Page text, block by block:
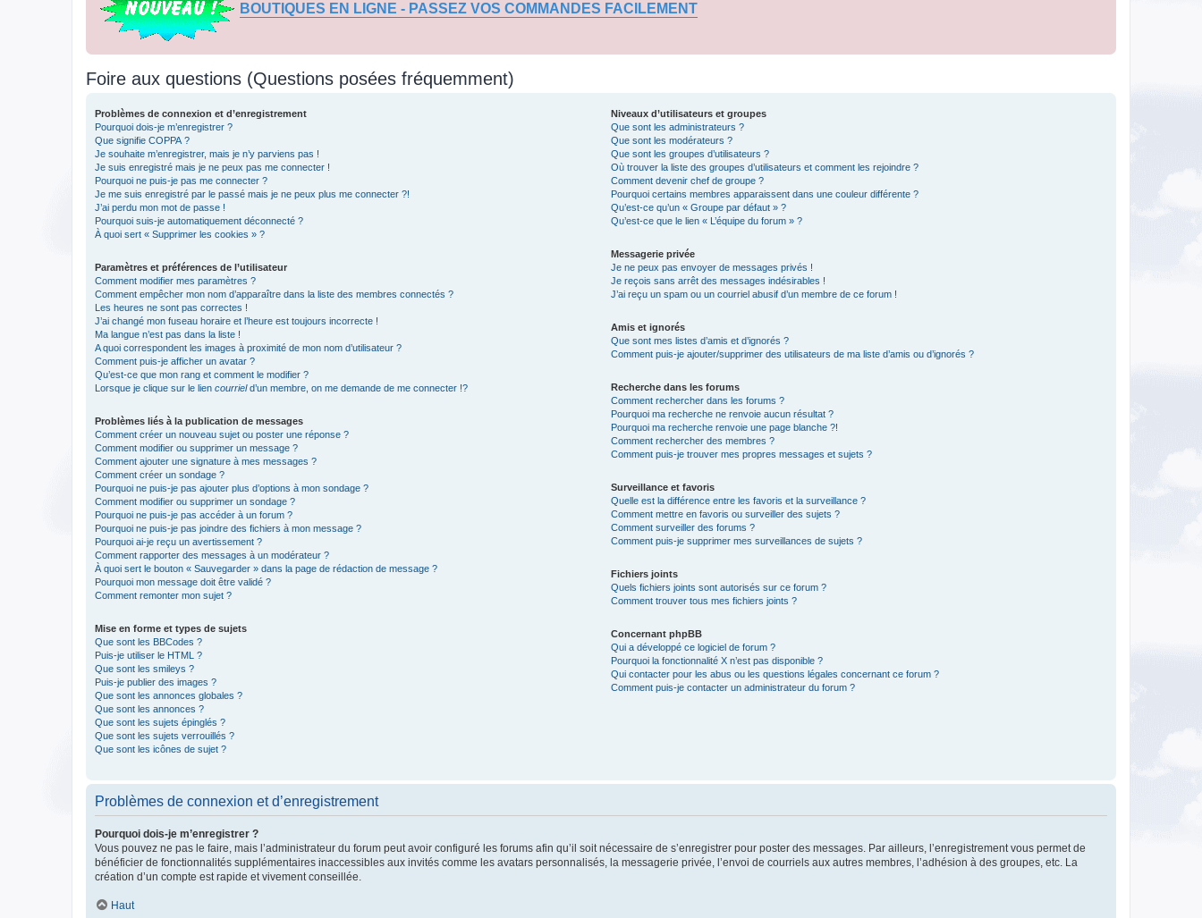
BOUTIQUES EN LIGNE - PASSEZ VOS COMMANDES FACILEMENT
Foire aux questions (Questions posées fréquemment)
Problèmes de connexion et d’enregistrement
Pourquoi dois-je m’enregistrer ?
Que signifie COPPA ?
Je souhaite m’enregistrer, mais je n’y parviens pas !
Je suis enregistré mais je ne peux pas me connecter !
Pourquoi ne puis-je pas me connecter ?
Je me suis enregistré par le passé mais je ne peux plus me connecter ?!
J’ai perdu mon mot de passe !
Pourquoi suis-je automatiquement déconnecté ?
À quoi sert « Supprimer les cookies » ?
Paramètres et préférences de l’utilisateur
Comment modifier mes paramètres ?
Comment empêcher mon nom d’apparaître dans la liste des membres connectés ?
Les heures ne sont pas correctes !
J’ai changé mon fuseau horaire et l’heure est toujours incorrecte !
Ma langue n’est pas dans la liste !
A quoi correspondent les images à proximité de mon nom d’utilisateur ?
Comment puis-je afficher un avatar ?
Qu’est-ce que mon rang et comment le modifier ?
Lorsque je clique sur le lien courrield’un membre, on me demande de me connecter !?
Problèmes liés à la publication de messages
Comment créer un nouveau sujet ou poster une réponse ?
Comment modifier ou supprimer un message ?
Comment ajouter une signature à mes messages ?
Comment créer un sondage ?
Pourquoi ne puis-je pas ajouter plus d’options à mon sondage ?
Comment modifier ou supprimer un sondage ?
Pourquoi ne puis-je pas accéder à un forum ?
Pourquoi ne puis-je pas joindre des fichiers à mon message ?
Pourquoi ai-je reçu un avertissement ?
Comment rapporter des messages à un modérateur ?
À quoi sert le bouton « Sauvegarder » dans la page de rédaction de message ?
Pourquoi mon message doit être validé ?
Comment remonter mon sujet ?
Mise en forme et types de sujets
Que sont les BBCodes ?
Puis-je utiliser le HTML ?
Que sont les smileys ?
Puis-je publier des images ?
Que sont les annonces globales ?
Que sont les annonces ?
Que sont les sujets épinglés ?
Que sont les sujets verrouillés ?
Que sont les icônes de sujet ?
Niveaux d’utilisateurs et groupes
Que sont les administrateurs ?
Que sont les modérateurs ?
Que sont les groupes d’utilisateurs ?
Où trouver la liste des groupes d’utilisateurs et comment les rejoindre ?
Comment devenir chef de groupe ?
Pourquoi certains membres apparaissent dans une couleur différente ?
Qu’est-ce qu’un « Groupe par défaut » ?
Qu’est-ce que le lien « L’équipe du forum » ?
Messagerie privée
Je ne peux pas envoyer de messages privés !
Je reçois sans arrêt des messages indésirables !
J’ai reçu un spam ou un courriel abusif d’un membre de ce forum !
Amis et ignorés
Que sont mes listes d’amis et d’ignorés ?
Comment puis-je ajouter/supprimer des utilisateurs de ma liste d’amis ou d’ignorés ?
Recherche dans les forums
Comment rechercher dans les forums ?
Pourquoi ma recherche ne renvoie aucun résultat ?
Pourquoi ma recherche renvoie une page blanche ?!
Comment rechercher des membres ?
Comment puis-je trouver mes propres messages et sujets ?
Surveillance et favoris
Quelle est la différence entre les favoris et la surveillance ?
Comment mettre en favoris ou surveiller des sujets ?
Comment surveiller des forums ?
Comment puis-je supprimer mes surveillances de sujets ?
Fichiers joints
Quels fichiers joints sont autorisés sur ce forum ?
Comment trouver tous mes fichiers joints ?
Concernant phpBB
Qui a développé ce logiciel de forum ?
Pourquoi la fonctionnalité X n’est pas disponible ?
Qui contacter pour les abus ou les questions légales concernant ce forum ?
Comment puis-je contacter un administrateur du forum ?
Problèmes de connexion et d’enregistrement
Pourquoi dois-je m’enregistrer ?
Vous pouvez ne pas le faire, mais l’administrateur du forum peut avoir configuré les forums afin qu’il soit nécessaire de s’enregistrer pour poster des messages. Par ailleurs, l’enregistrement vous permet de
bénéficier de fonctionnalités supplémentaires inaccessibles aux invités comme les avatars personnalisés, la messagerie privée, l’envoi de courriels aux autres membres, l’adhésion à des groupes, etc. La
création d’un compte est rapide et vivement conseillée.
Haut